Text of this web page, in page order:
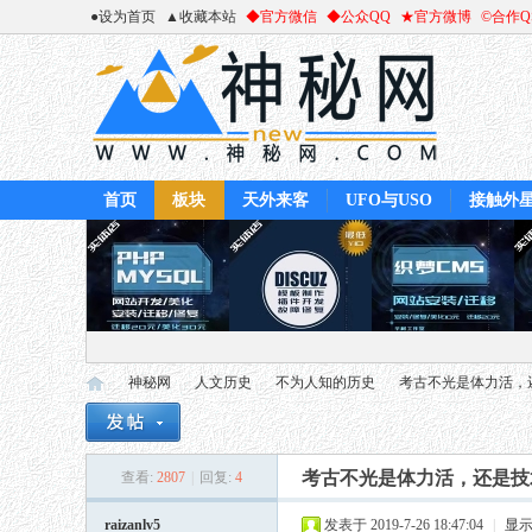
●设为首页 ▲收藏本站 ◆官方微信 ◆公众QQ ★官方微博 ©合作
首页 板块 天外来客 UFO与USO 接触外
神秘网
›
人文历史 不为人知的历史
›
考古不光是体力活
查看: 2807 回复: 4 考古不光是体力活，还是
raizanlv5 发表于 2019-7-26 18:47:04 显